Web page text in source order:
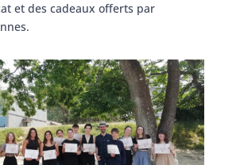
et des cadeaux offerts par